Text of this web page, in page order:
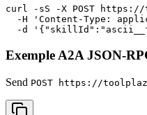
curl -sS -X POST
-H 'Content-Type:
Exemple A2A JSON-
Send POST https://